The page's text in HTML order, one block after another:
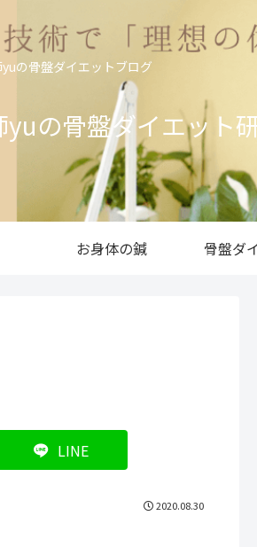
の骨盤ダイエットブログ
の骨盤ダイエット
お身体の鍼 骨盤ダ
LINE
2020.08.30